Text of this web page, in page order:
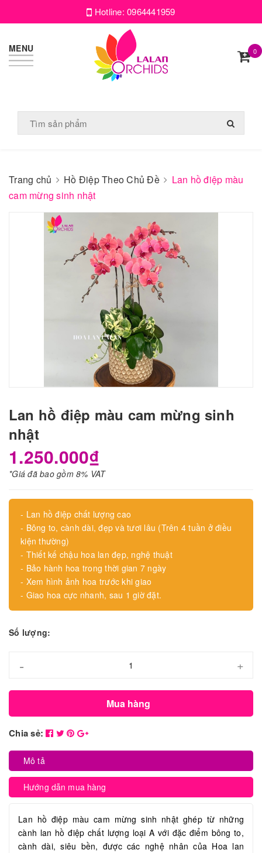
Hotline:0964441959
MENU 0
Trang chủ Hồ Điệp Theo Chủ Đề
Lan hồ điệp màu
cam mừng sinh nhật
Lan hồ điệp màu cam mừng sinh
nhật
1.250.000₫
*Giá đã bao gồm 8% VAT
- Lan hồ điệp chất lượng cao
- Bông to, cành dài, đẹp và tươi lâu (Trên 4 tuần ở điều
kiện thường)
- Thiết kế chậu hoa lan đẹp, nghệ thuật
- Bảo hành hoa trong thời gian 7 ngày
- Xem hình ảnh hoa trước khi giao
- Giao hoa cực nhanh, sau 1 giờ đặt.
Số lượng:
- +
Mua hàng
Chia sẻ:
Mô tả
Hướng dẫn mua hàng
Lan hồ điệp màu cam mừng sinh nhật ghép từ những
cành lan hồ điệp chất lượng loại A với đặc điểm bông to,
cành dài, siêu bền, được các nghệ nhân của Hoa lan